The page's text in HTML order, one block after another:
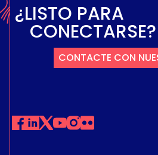
¿LISTO PARA
CONECTARSE?
CONTACTE CON